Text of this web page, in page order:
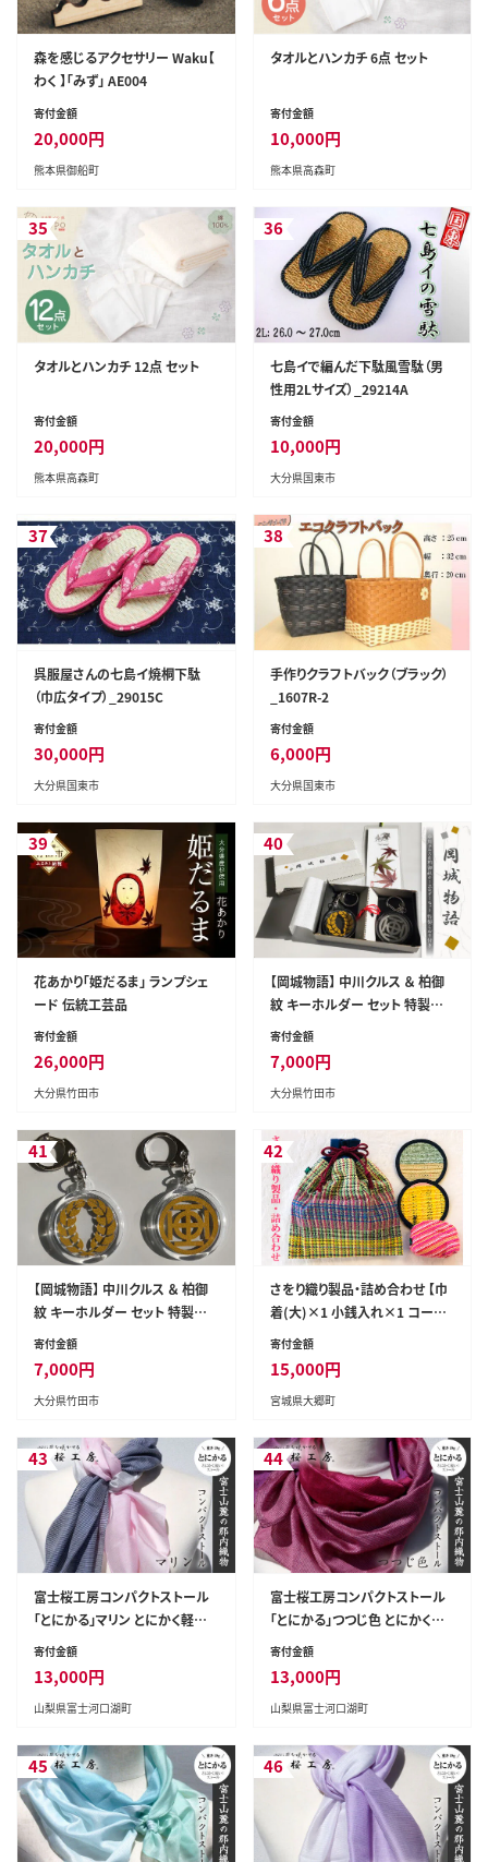
森を感じるアクセサリー Waku【
わく 】「みず」 AE004
寄付金額
20,000円
熊本県御船町
タオルとハンカチ 6点 セット
寄付金額
10,000円
熊本県高森町
35
タオルとハンカチ 12点 セット
寄付金額
20,000円
熊本県高森町
36
七島イで編んだ下駄風雪駄（男
性用2Lサイズ）_29214A
寄付金額
10,000円
大分県国東市
37
呉服屋さんの七島イ焼桐下駄
（巾広タイプ）_29015C
寄付金額
30,000円
大分県国東市
38
手作りクラフトバック（ブラック）
_1607R-2
寄付金額
6,000円
大分県国東市
39
花あかり「姫だるま」 ランプシェ
ード 伝統工芸品
寄付金額
26,000円
大分県竹田市
40
【岡城物語】 中川クルス ＆ 柏御
紋 キーホルダー セット 特製し
おり付き 手造り 押し花 竹田市
寄付金額
7,000円
大分県竹田市
41
【岡城物語】 中川クルス ＆ 柏御
紋 キーホルダー セット 特製し
おり付き 手造り 押し花 竹田市
寄付金額
7,000円
大分県竹田市
42
さをり織り製品・詰め合わせ 【巾
着(大)×1 小銭入れ×1 コース
ター×2】｜雑貨 手織り [0035]
寄付金額
15,000円
宮城県大郷町
43
富士桜工房コンパクトストール
「とにかる」マリン とにかく軽い！
（スカーフ） FAA4002
寄付金額
13,000円
山梨県富士河口湖町
44
富士桜工房コンパクトストール
「とにかる」つつじ色 とにかく軽
い！（スカーフ） FAA4001
寄付金額
13,000円
山梨県富士河口湖町
45 46